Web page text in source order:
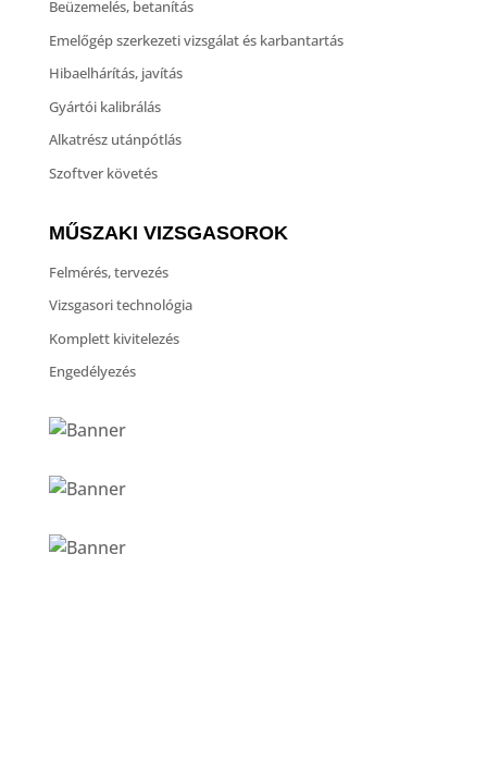
Beüzemelés, betanítás
Emelőgép szerkezeti vizsgálat és karbantartás
Hibaelhárítás, javítás
Gyártói kalibrálás
Alkatrész utánpótlás
Szoftver követés
MŰSZAKI VIZSGASOROK
Felmérés, tervezés
Vizsgasori technológia
Komplett kivitelezés
Engedélyezés